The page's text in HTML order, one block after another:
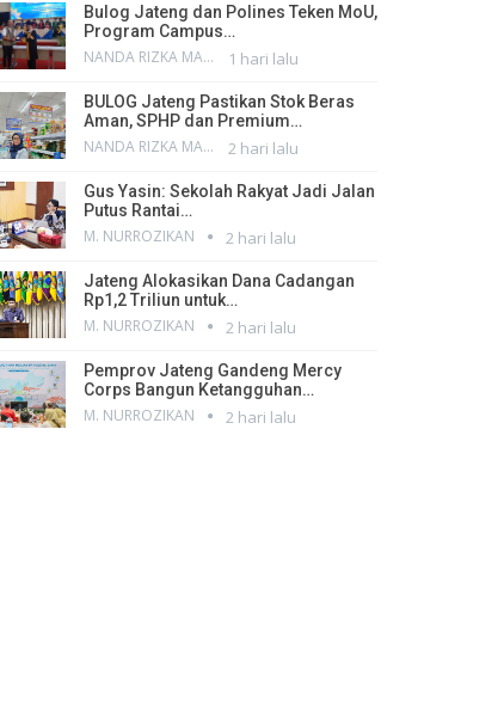
Bulog Jateng dan Polines Teken MoU,
Program Campus…
NANDA RIZKA MAHENDRA 1 hari lalu
BULOG Jateng Pastikan Stok Beras
Aman, SPHP dan Premium…
NANDA RIZKA MAHENDRA 2 hari lalu
Gus Yasin: Sekolah Rakyat Jadi Jalan
Putus Rantai…
M. NURROZIKAN 2 hari lalu
Jateng Alokasikan Dana Cadangan
Rp1,2 Triliun untuk…
M. NURROZIKAN 2 hari lalu
Pemprov Jateng Gandeng Mercy
Corps Bangun Ketangguhan…
M. NURROZIKAN 2 hari lalu